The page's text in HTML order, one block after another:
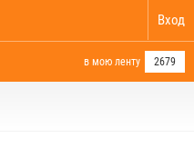
Вход
в мою ленту 2679